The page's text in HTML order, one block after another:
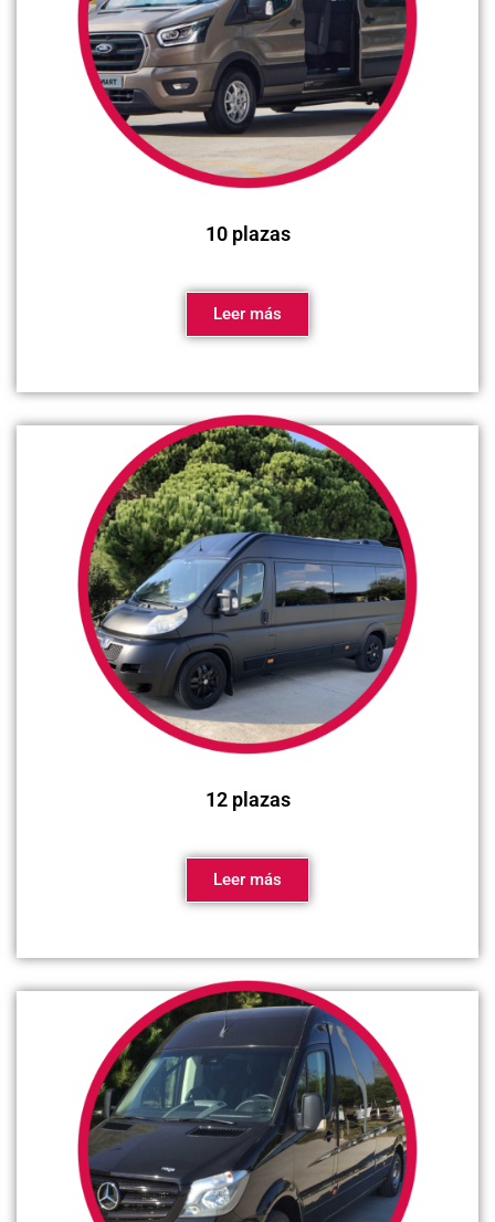
10 plazas
Leer más
12 plazas
Leer más